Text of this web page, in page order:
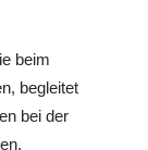
beim
begleitet
bei der